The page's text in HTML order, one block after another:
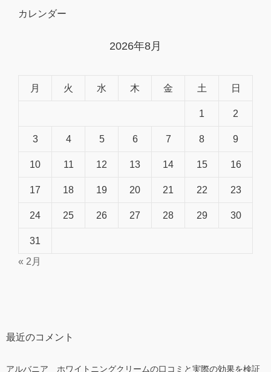
カレンダー
2026年8月
月 火 水 木 金 土 日
1 2
3 4 5 6 7 8 9
10 11 12 13 14 15 16
17 18 19 20 21 22 23
24 25 26 27 28 29 30
31
« 2月
最近のコメント
アルバニア ホワイトニングクリームの口コミと実際の効果を検証